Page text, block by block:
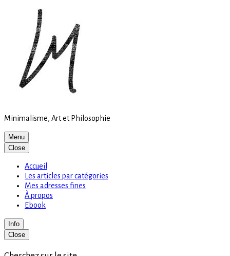
Minimalisme, Art et Philosophie
Menu
Close
Accueil
Les articles par catégories
Mes adresses fines
À propos
Ebook
Info
Primary
Sidebar
Close